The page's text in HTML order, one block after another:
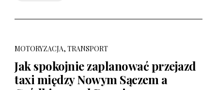
MOTORYZACJA, TRANSPORT
Jak spokojnie zaplanować przejazd
taxi między Nowym Sączem a